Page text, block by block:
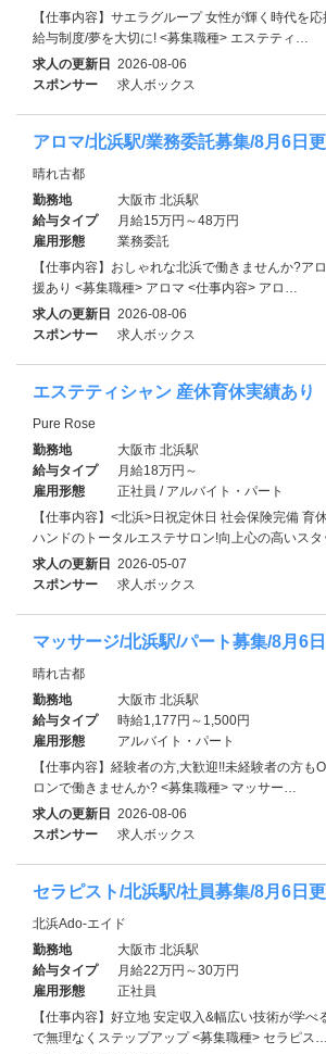
【仕事内容】サエラグループ 女性が輝く時代を
給与制度/夢を大切に! <募集職種> エステティ…
求人の更新日 2026-08-06
スポンサー
求人ボックス
アロマ/北浜駅/業務委託募集/8月6日
晴れ古都
勤務地
大阪市 北浜駅
給与タイプ
月給15万円～48万円
雇用形態
業務委託
【仕事内容】おしゃれな北浜で働きませんか?ア
援あり <募集職種> アロマ <仕事内容> アロ…
求人の更新日 2026-08-06
スポンサー
求人ボックス
エステティシャン 産休育休実績あり
Pure Rose
勤務地
大阪市 北浜駅
給与タイプ
月給18万円～
雇用形態
正社員 / アルバイト・パート
【仕事内容】<北浜>日祝定休日 社会保険完備 育
ハンドのトータルエステサロン!向上心の高いスタ
求人の更新日 2026-05-07
スポンサー
求人ボックス
マッサージ/北浜駅/パート募集/8月6
晴れ古都
勤務地
大阪市 北浜駅
給与タイプ
時給1,177円～1,500円
雇用形態
アルバイト・パート
【仕事内容】経験者の方,大歓迎!!未経験者の方も
ロンで働きませんか? <募集職種> マッサー…
求人の更新日 2026-08-06
スポンサー
求人ボックス
セラピスト/北浜駅/社員募集/8月6日
北浜Ado-エイド
勤務地
大阪市 北浜駅
給与タイプ
月給22万円～30万円
雇用形態
正社員
【仕事内容】好立地 安定収入&幅広い技術が学べ
で無理なくステップアップ <募集職種> セラピス…